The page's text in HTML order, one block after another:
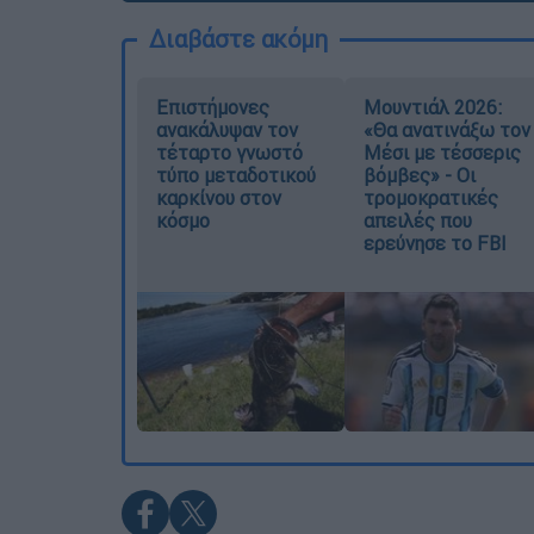
Διαβάστε ακόμη
Επιστήμονες
ανακάλυψαν τον
τέταρτο γνωστό
τύπο μεταδοτικού
καρκίνου στον
κόσμο
Μουντιάλ 2026:
«Θα ανατινάξω τον
Μέσι με τέσσερις
βόμβες» - Οι
τρομοκρατικές
απειλές που
ερεύνησε το FBI